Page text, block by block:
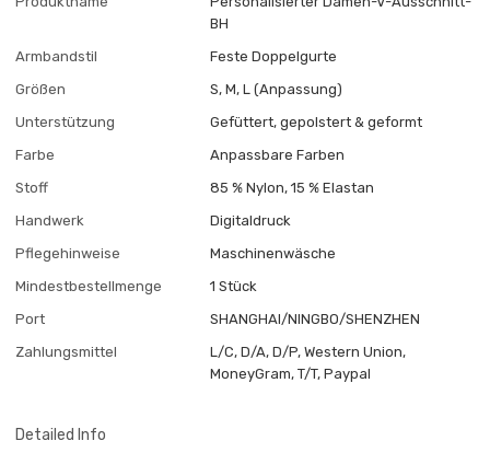
BH
Armbandstil
Feste Doppelgurte
Größen
S, M, L (Anpassung)
Unterstützung
Gefüttert, gepolstert & geformt
Farbe
Anpassbare Farben
Stoff
85 % Nylon, 15 % Elastan
Handwerk
Digitaldruck
Pflegehinweise
Maschinenwäsche
Mindestbestellmenge
1 Stück
Port
SHANGHAI/NINGBO/SHENZHEN
Zahlungsmittel
L/C, D/A, D/P, Western Union,
MoneyGram, T/T, Paypal
Detailed Info